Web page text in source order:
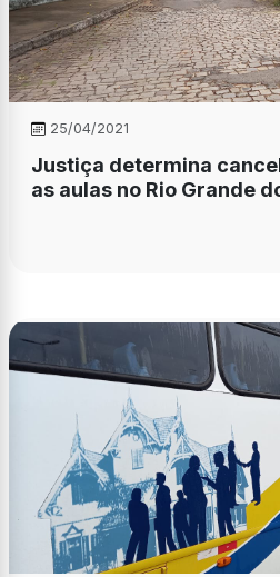
25/04/2021
Justiça determina
as aulas no Rio Grande